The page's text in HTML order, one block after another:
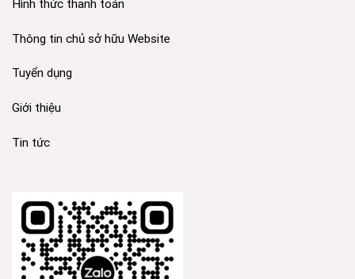
Hình thức thanh toán
Thông tin chủ sở hữu Website
Tuyển dụng
Giới thiệu
Tin tức